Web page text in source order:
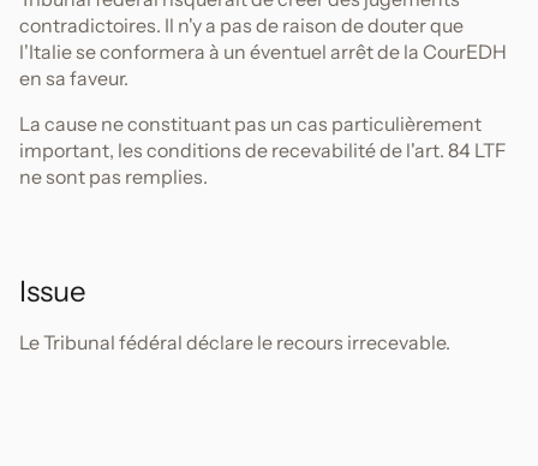
contradictoires. Il n'y a pas de raison de douter que
l'Italie se conformera à un éventuel arrêt de la CourEDH
en sa faveur.
La cause ne constituant pas un cas particulièrement
important, les conditions de recevabilité de l'art. 84 LTF
ne sont pas remplies.
Issue
Le Tribunal fédéral déclare le recours irrecevable.